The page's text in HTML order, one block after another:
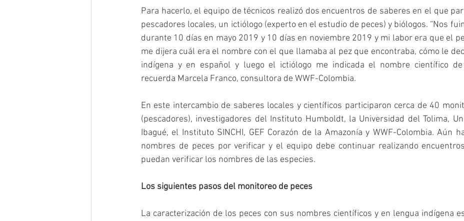
Para hacerlo, el equipo de técnicos realizó dos encuentros de saberes en el que
pescadores locales, un ictiólogo (experto en el estudio de peces) y biólogos. “Nos
durante 10 días en mayo 2019 y 10 días en noviembre 2019 y mi labor era que el
me dijera cuál era el nombre con el que llamaba al pez que encontraba, cómo le
indígena y en español y luego el ictiólogo me indicada el nombre científico de
recuerda Marcela Franco, consultora de WWF-Colombia.
En este intercambio de saberes locales y científicos participaron cerca de 40
(pescadores), investigadores del Instituto Humboldt, la Universidad del Tolima,
Ibagué, el Instituto SINCHI, GEF Corazón de la Amazonía y WWF-Colombia. Aún
nombres de peces por verificar y el equipo debe continuar realizando
puedan verificar los nombres de las especies.
Los siguientes pasos del monitoreo de peces
La caracterización de los peces con sus nombres científicos y en lengua indígena